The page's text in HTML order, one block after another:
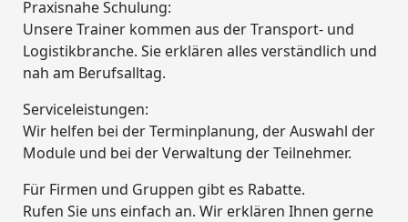
Praxisnahe Schulung:
Unsere Trainer kommen aus der Transport- und
Logistikbranche. Sie erklären alles verständlich und
nah am Berufsalltag.
Serviceleistungen:
Wir helfen bei der Terminplanung, der Auswahl der
Module und bei der Verwaltung der Teilnehmer.
Für Firmen und Gruppen gibt es Rabatte.
Rufen Sie uns einfach an. Wir erklären Ihnen gerne